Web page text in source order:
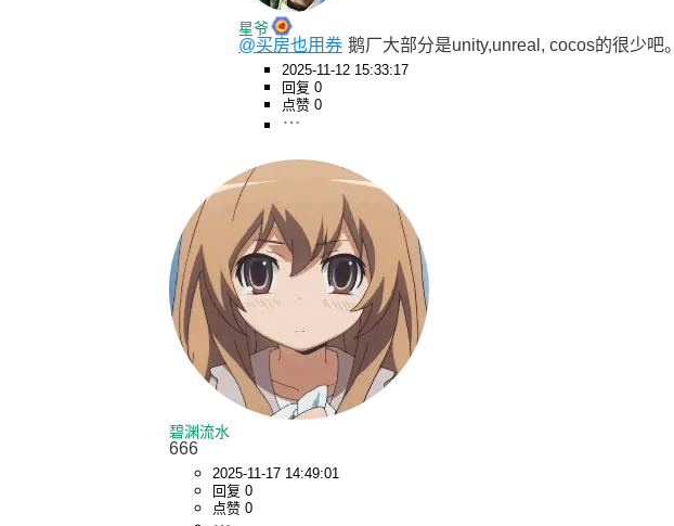
星爷
@买房也用券 鹅厂大部分是unity,unreal, cocos的很少吧。
2025-11-12 15:33:17
回复 0
点赞 0
碧渊流水
666
2025-11-17 14:49:01
回复 0
点赞 0